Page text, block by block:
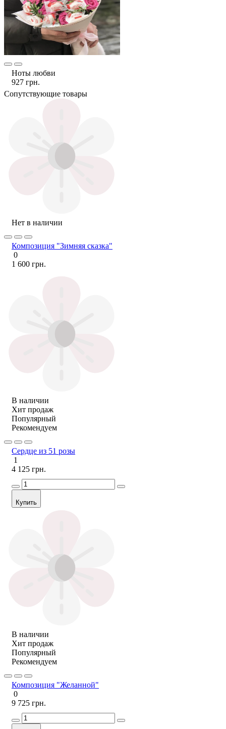
Ноты любви
927 грн.
Сопутствующие товары
Нет в наличии
Композиция "Зимняя сказка"
0
1 600 грн.
В наличии
Хит продаж
Популярный
Рекомендуем
Сердце из 51 розы
1
4 125 грн.
Купить
В наличии
Хит продаж
Популярный
Рекомендуем
Композиция "Желанной"
0
9 725 грн.